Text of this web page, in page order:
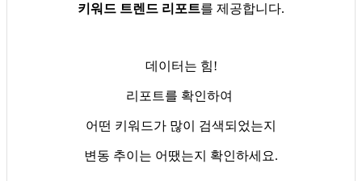
키워드 트렌드 리포트를 제공합니다.
데이터는 힘!
리포트를 확인하여
어떤 키워드가 많이 검색되었는지
변동 추이는 어땠는지 확인하세요.